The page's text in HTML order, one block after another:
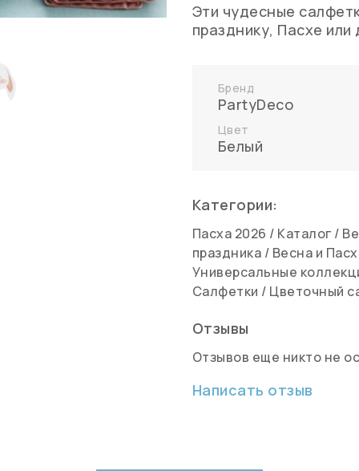
Эти чудесные
празднику, Пасхе
Бренд
PartyDeco
Цвет
Белый
Категории:
Пасха 2026 / Каталог /
праздника / Весна и
Универсальные
Салфетки / Цветочный
Отзывы
Отзывов еще никто не
Написать отзыв